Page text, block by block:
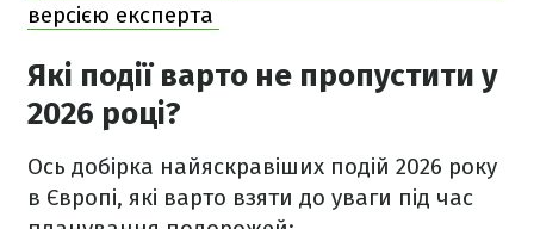
версією експерта
Які події варто не пропустити у
2026 році?
Ось добірка найяскравіших подій 2026 року
в Європі, які варто взяти до уваги під час